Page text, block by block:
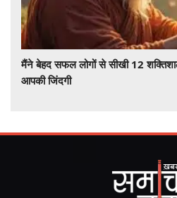
मैंने बेहद सफल लोगों से सीखी 12
आपकी जिंदगी